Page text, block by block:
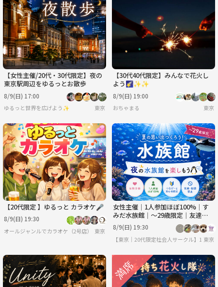
【女性主催/20代・30代限定】夜の
東京駅周辺をゆるっとお散歩
8/9(日) 17:00
ゆるっと世界を広げよう✨ 東京
【30代40代限定】みんなで花火し
よう🌠✨✨
8/9(日) 19:00
おちゃまる 東京
【20代限定 】ゆるっと カラオケ🎤
8/9(日) 19:30
オールジャンルでカラオケ（2号店） 東京
女性主催｜1人参加ほぼ100%｜す
みだ水族館｜〜29歳限定｜友達作
り
8/9(日) 19:30
【東京｜20代限定社会人サークル】1人参
東京